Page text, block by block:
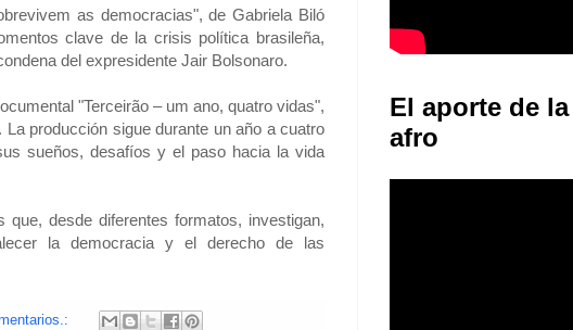
as democracias", de Gabriela Biló
clave de la crisis política brasileña,
del expresidente Jair Bolsonaro.
"Terceirão – um ano, quatro vidas",
producción sigue durante un año a cuatro
sueños, desafíos y el paso hacia la vida
desde diferentes formatos, investigan,
la democracia y el derecho de las
El aporte de
afro